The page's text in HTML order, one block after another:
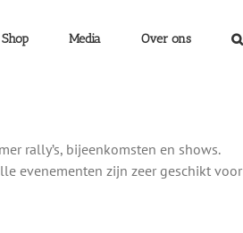
Shop Media Over ons
rally’s, bijeenkomsten en shows.
evenementen zijn zeer geschikt voor